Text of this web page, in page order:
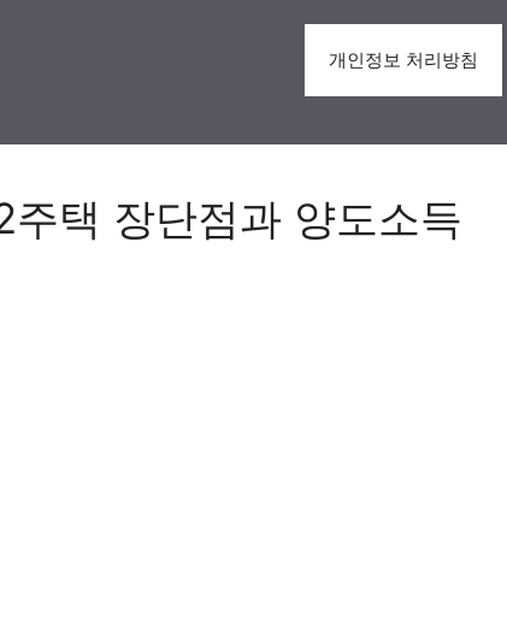
개인정보 처리방침
택 장단점과 양도소득